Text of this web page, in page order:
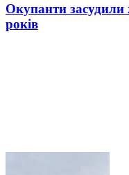
Окупанти
років